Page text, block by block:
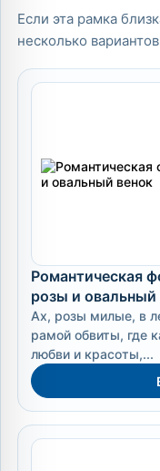
Если эта рамка
несколько
Романтическая
розы и овальный
Ах, розы милые, в
рамой обвиты, где
любви и красоты,...